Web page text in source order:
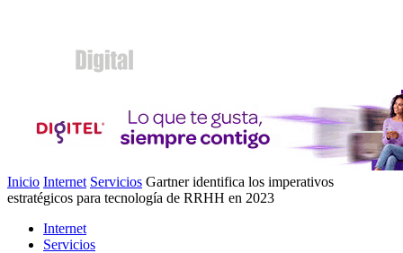
Inicio Internet Servicios Gartner identifica los imperativos
estratégicos para tecnología de RRHH en 2023
Internet
Servicios